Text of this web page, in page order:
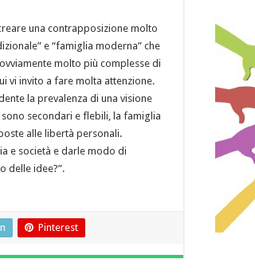
una contrapposizione molto
e “famiglia moderna” che
molto più complesse di
vi invito a fare molta attenzione.
la prevalenza di una visione
secondari e flebili, la famiglia
alle libertà personali.
e società e darle modo di
delle idee?”.
Pinterest